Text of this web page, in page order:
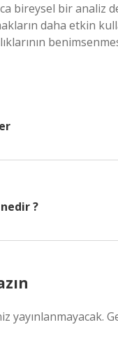
bireysel bir analiz
daha etkin
?
yayınlanmayacak.